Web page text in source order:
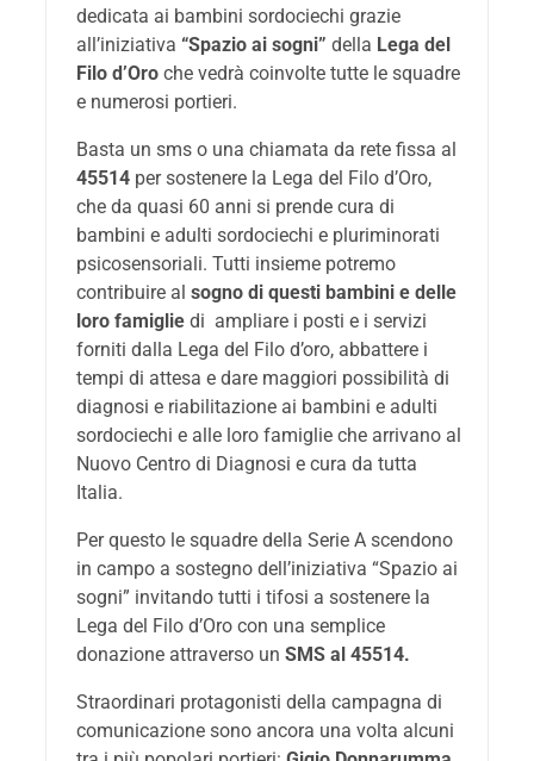
dedicata ai bambini sordociechi grazie
all’iniziativa “Spazio ai sogni” della Lega del
Filo d’Oro che vedrà coinvolte tutte le squadre
e numerosi portieri.
Basta un sms o una chiamata da rete fissa al
45514 per sostenere la Lega del Filo d’Oro,
che da quasi 60 anni si prende cura di
bambini e adulti sordociechi e pluriminorati
psicosensoriali. Tutti insieme potremo
contribuire al sogno di questi bambini e delle
loro famiglie di ampliare i posti e i servizi
forniti dalla Lega del Filo d’oro, abbattere i
tempi di attesa e dare maggiori possibilità di
diagnosi e riabilitazione ai bambini e adulti
sordociechi e alle loro famiglie che arrivano al
Nuovo Centro di Diagnosi e cura da tutta
Italia.
Per questo le squadre della Serie A scendono
in campo a sostegno dell’iniziativa “Spazio ai
sogni” invitando tutti i tifosi a sostenere la
Lega del Filo d’Oro con una semplice
donazione attraverso un SMS al 45514.
Straordinari protagonisti della campagna di
comunicazione sono ancora una volta alcuni